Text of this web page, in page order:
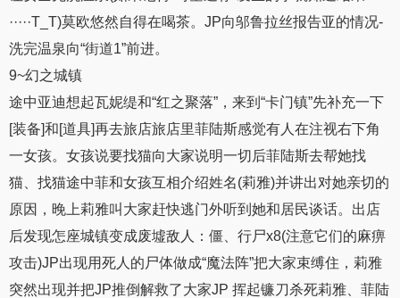
·····T_T)莫欧悠然自得在喝茶。JP向邬鲁拉丝报告亚的情况-
洗完温泉向“街道1”前进。
9~幻之城镇
途中亚迪想起瓦妮缇和“红之聚落”，来到“卡门镇”先补充一下
[装备]和[道具]再去旅店旅店里菲陆斯感觉有人在注视右下角
一女孩。女孩说要找猫向大家说明一切后菲陆斯去帮她找
猫、找猫途中菲和女孩互相介绍姓名(莉雅)并讲出对她亲切的
原因，晚上莉雅叫大家赶快逃门外听到她和居民谈话。出店
后发现怎座城镇变成废墟敌人：僵、行尸x8(注意它们的麻痹
攻击)JP出现用死人的尸体做成“魔法阵”把大家束缚住，莉雅
突然出现并把JP推倒解救了大家JP 挥起镰刀杀死莉雅、菲陆